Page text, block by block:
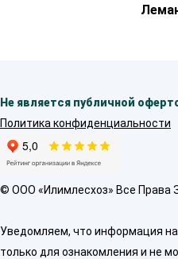
Не является публичной
Политика конфиденциальности
© OOO «Илимлесхоз» Все Права
Уведомляем, что информация на
только для ознакомления и не